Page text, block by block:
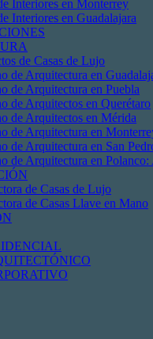
Interiores en Monterrey
Interiores en Guadalajara
de Casas de Lujo
de Arquitectura en
de Arquitectura en Puebla
de Arquitectos en Querétaro
de Arquitectos en Mérida
de Arquitectura en
de Arquitectura en San
de Arquitectura en
de Casas de Lujo
de Casas Llave en Mano